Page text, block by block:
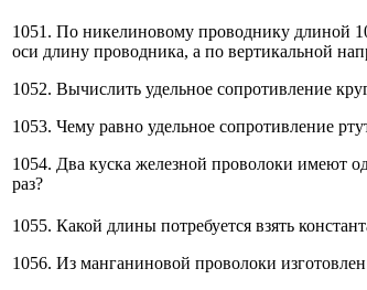
1051. По никелиновому проводнику длиной
оси длину проводника, а по вертикальной
1052. Вычислить удельное сопротивление
1053. Чему равно удельное сопротивление
1054. Два куска железной проволоки имеют
раз?
1055. Какой длины потребуется взять
1056. Из манганиновой проволоки